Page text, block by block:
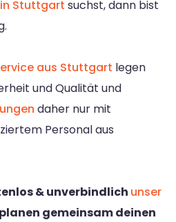
Stuttgart suchst, dann bist
aus Stuttgart legen
und Qualität und
daher nur mit
Personal aus
& unverbindlich unser
gemeinsam deinen